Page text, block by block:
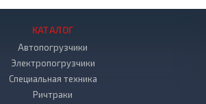
КАТАЛОГ
Автопогрузчики
Электропогрузчики
Специальная техника
Ричтраки